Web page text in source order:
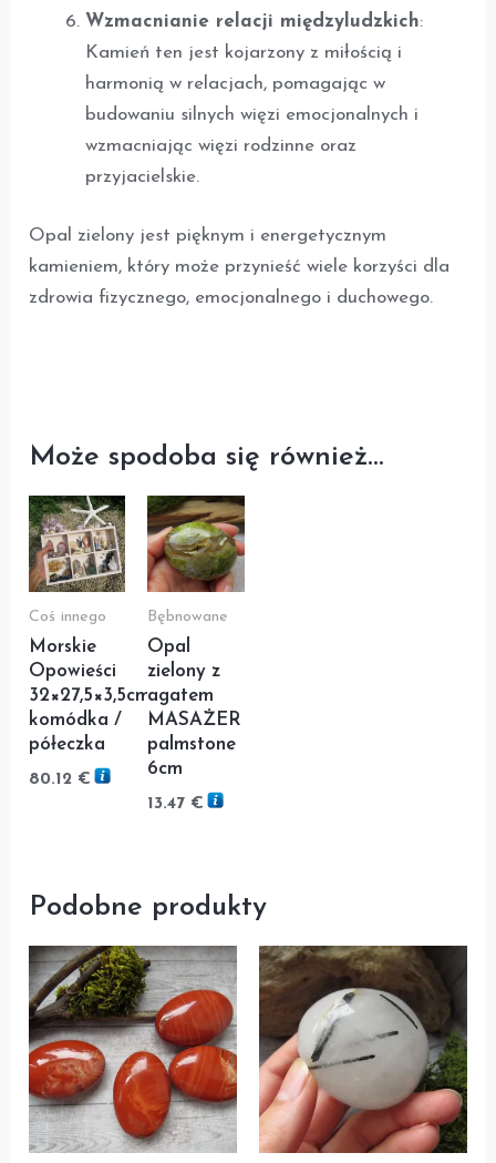
Wzmacnianie relacji międzyludzkich:
Kamień ten jest kojarzony z miłością i
harmonią w relacjach, pomagając w
budowaniu silnych więzi emocjonalnych i
wzmacniając więzi rodzinne oraz
przyjacielskie.
Opal zielony jest pięknym i energetycznym
kamieniem, który może przynieść wiele korzyści dla
zdrowia fizycznego, emocjonalnego i duchowego.
Może spodoba się również…
Coś innego
Morskie
Opowieści
32×27,5×3,5cm
komódka /
półeczka
80.12 €
Bębnowane
Opal
zielony z
agatem
MASAŻER
palmstone
6cm
13.47 €
Podobne produkty